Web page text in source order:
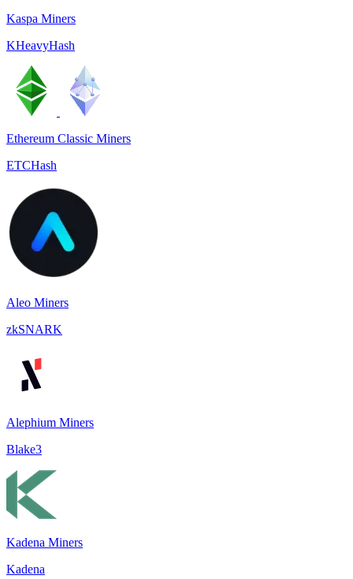
Kaspa Miners
KHeavyHash
Ethereum Classic Miners
ETCHash
Aleo Miners
zkSNARK
Alephium Miners
Blake3
Kadena Miners
Kadena